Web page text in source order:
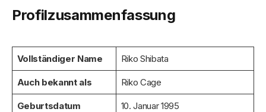
Profilzusammenfassung
Vollständiger Name Riko Shibata
Auch bekannt als Riko Cage
Geburtsdatum 10. Januar 1995